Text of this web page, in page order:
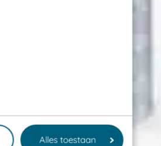
Alles toestaan